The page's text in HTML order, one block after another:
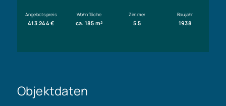
Angebotspreis
413.244 €
Wohnfläche
ca. 185 m²
Zimmer
5.5
Baujahr
1938
Objektdaten